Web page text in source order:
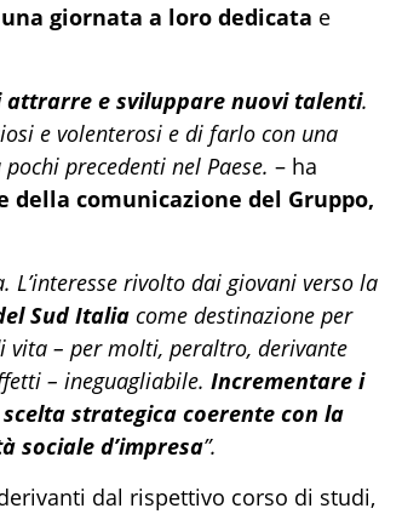
giornata a loro dedicata e
attrarre e sviluppare nuovi talenti.
e volenterosi e di farlo con una
precedenti nel Paese. – ha
comunicazione del Gruppo,
rivolto dai giovani verso la
Sud Italia come destinazione per
– per molti, peraltro, derivante
– ineguagliabile. Incrementare i
strategica coerente con la
sociale d’impresa”.
dal rispettivo corso di studi,